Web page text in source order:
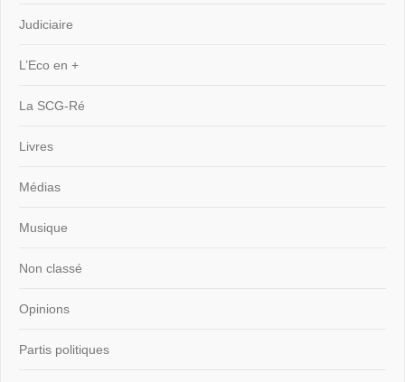
Judiciaire
L’Eco en +
La SCG-Ré
Livres
Médias
Musique
Non classé
Opinions
Partis politiques